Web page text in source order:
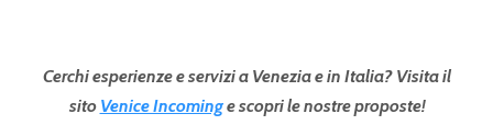
Cerchi esperienze e servizi a Venezia e in Italia? Visita il
sito Venice Incominge scopri le nostre proposte!